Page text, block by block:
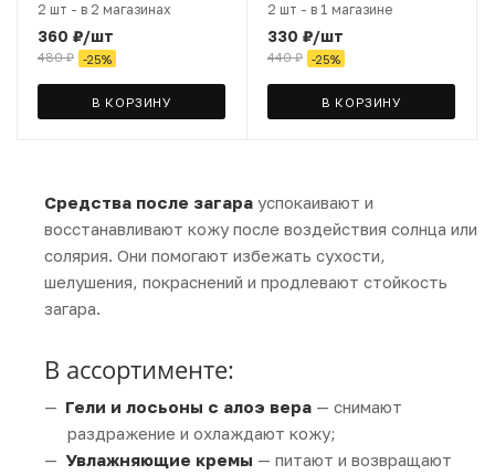
2 шт - в 2 магазинах
360 ₽/шт
480₽ -25%
В КОРЗИНУ
2 шт - в 1 магазине
330 ₽/шт
440₽ -25%
В КОРЗИНУ
Средства после загара успокаивают и
восстанавливают кожу после воздействия солнца или
солярия. Они помогают избежать сухости,
шелушения, покраснений и продлевают стойкость
загара.
В ассортименте:
Гели и лосьоны с алоэ вера — снимают
раздражение и охлаждают кожу;
Увлажняющие кремы — питают и возвращают